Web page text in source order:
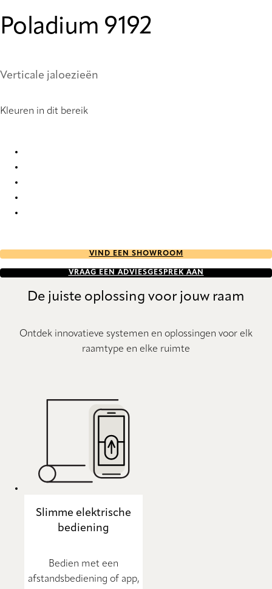
Poladium 9192
Verticale jaloezieën
Kleuren in dit bereik
VIND EEN SHOWROOM
VRAAG EEN ADVIESGESPREK AAN
De juiste oplossing voor jouw raam
Ontdek innovatieve systemen en oplossingen voor elk
raamtype en elke ruimte
Slimme elektrische
bediening
Bedien met een
afstandsbediening of app,